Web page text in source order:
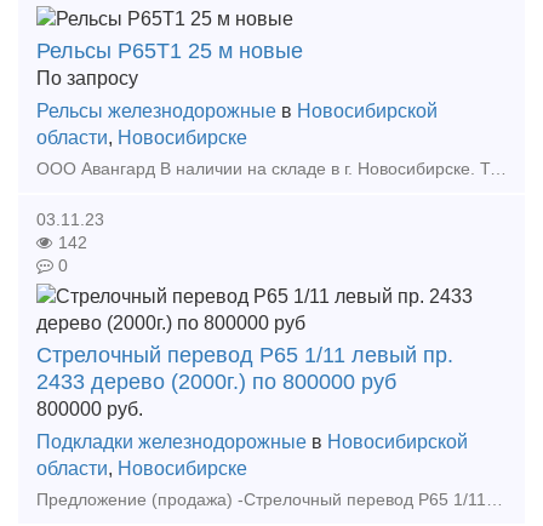
Рельсы Р65Т1 25 м новые
По запросу
Рельсы железнодорожные в Новосибирской
области, Новосибирске
ООО Авангард В наличии на складе в г. Новосибирске. Также в наличии: рельсы, шпалы, подкладка, накладка, прокладка, крепеж, стрелочные переводы - новые, резервные, б/у, восстановленные. Зво
03.11.23
142
0
Стрелочный перевод Р65 1/11 левый пр.
2433 дерево (2000г.) по 800000 руб
800000 руб.
Подкладки железнодорожные в Новосибирской
области, Новосибирске